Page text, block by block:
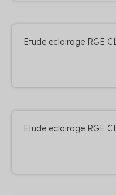
Etude eclairage RGE
Etude eclairage RGE